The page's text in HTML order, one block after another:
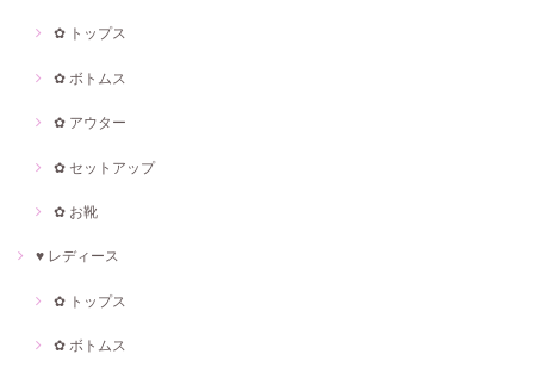
✿ トップス
✿ ボトムス
✿ アウター
✿ セットアップ
✿ お靴
♥ レディース
✿ トップス
✿ ボトムス